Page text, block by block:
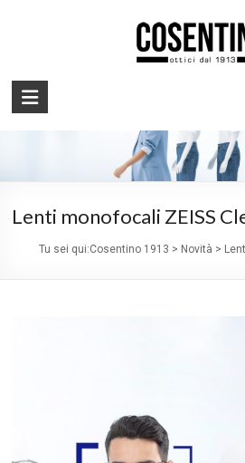
Cosentino
1913
Lenti monofocali ZEISS
Tu sei qui:Cosentino 1913 > Novità >